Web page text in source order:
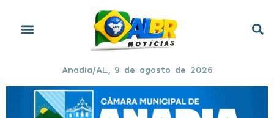
Anadia/AL, 9 de agosto de 2026